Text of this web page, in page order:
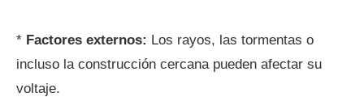
* Factores externos: Los rayos, las tormentas o
incluso la construcción cercana pueden afectar su
voltaje.